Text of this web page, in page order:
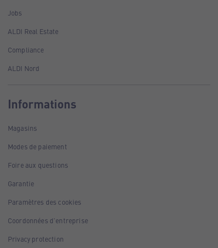
Jobs
ALDI Real Estate
Compliance
ALDI Nord
Informations
Magasins
Modes de paiement
Foire aux questions
Garantie
Paramètres des cookies
Coordonnées d'entreprise
Privacy protection